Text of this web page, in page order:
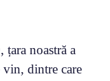
noastră a
vin, dintre care